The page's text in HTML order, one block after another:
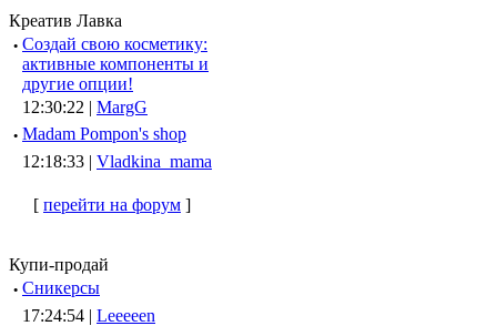
Креатив Лавка
· Создай свою косметику:
активные компоненты и
другие опции!
12:30:22 | MargG
· Madam Pompon's shop
12:18:33 | Vladkina_mama
[ перейти на форум ]
Купи-продай
· Сникерсы
17:24:54 | Leeeeen